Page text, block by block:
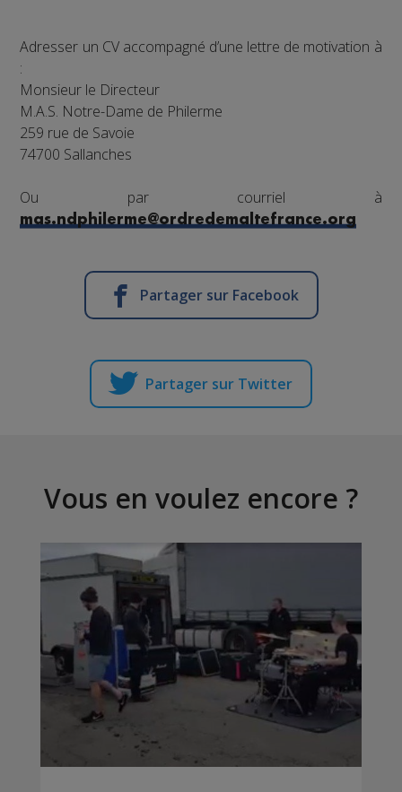
Adresser un CV accompagné d’une lettre de motivation à
:
Monsieur le Directeur
M.A.S. Notre-Dame de Philerme
259 rue de Savoie
74700 Sallanches
Ou par courriel à
mas.ndphilerme@ordredemaltefrance.org
Partager sur Facebook
Partager sur Twitter
Vous en voulez encore ?